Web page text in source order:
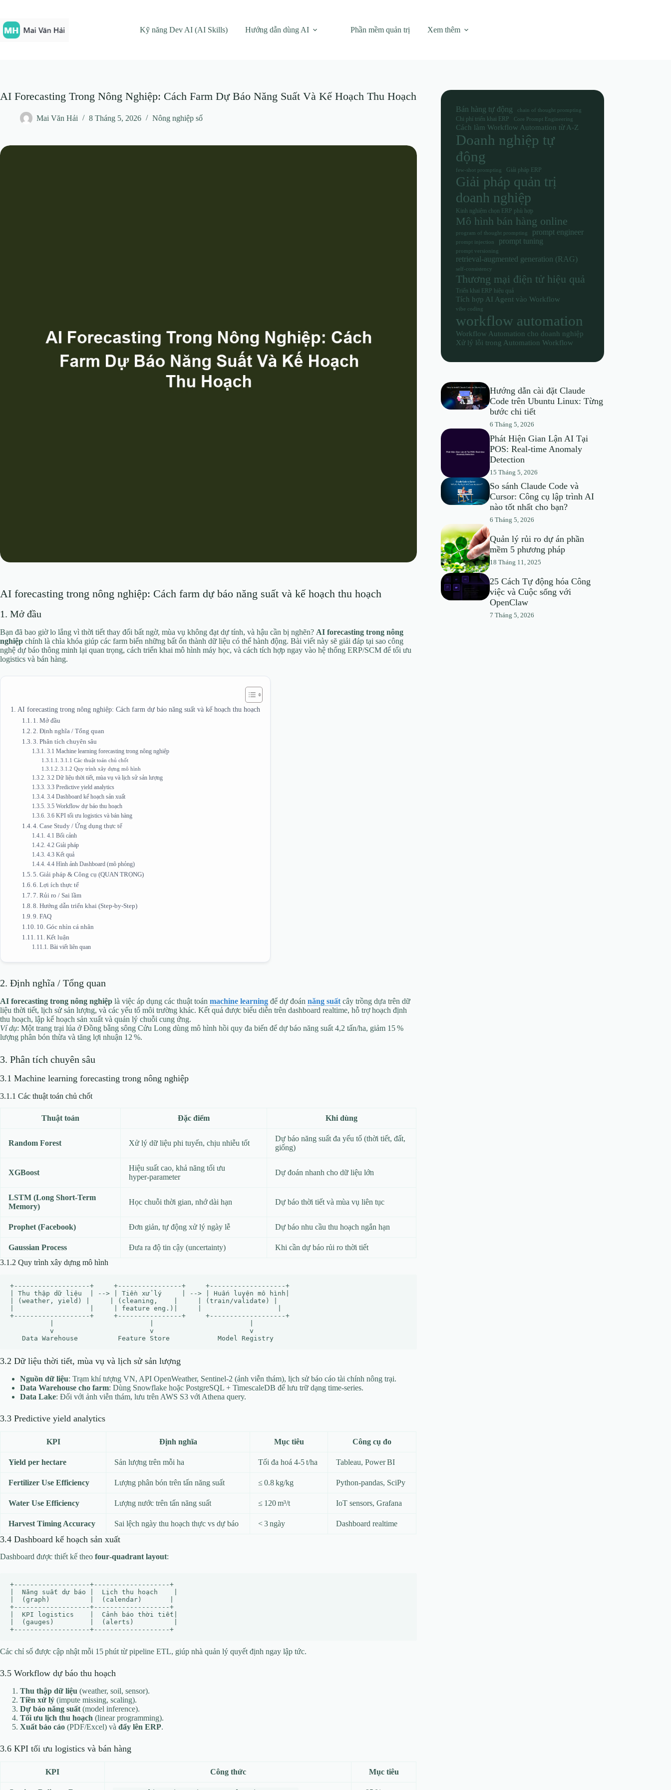
phần
nội
dung
Kỹ năng Dev AI (AI Skills) Hướng dẫn dùng AI Phần mềm quản trị Xem thêm
AI Forecasting Trong Nông Nghiệp: Cách Farm Dự Báo Năng Suất Và Kế Hoạch Thu Hoạch
Mai Văn Hải 8 Tháng 5, 2026 Nông nghiệp số
AI forecasting trong nông nghiệp: Cách farm dự báo năng suất và kế hoạch thu hoạch
1. Mở đầu
Bạn đã bao giờ lo lắng vì thời tiết thay đổi bất ngờ, mùa vụ không đạt dự tính, và hậu cần bị nghẽn? AI forecasting trong nông
nghiệp chính là chìa khóa giúp các farm biến những bất ổn thành dữ liệu có thể hành động. Bài viết này sẽ giải đáp tại sao công
nghệ dự báo thông minh lại quan trọng, cách triển khai mô hình máy học, và cách tích hợp ngay vào hệ thống ERP/SCM để tối ưu
logistics và bán hàng.
AI forecasting trong nông nghiệp: Cách farm dự báo năng suất và kế hoạch thu hoạch
1. Mở đầu
2. Định nghĩa / Tổng quan
3. Phân tích chuyên sâu
3.1 Machine learning forecasting trong nông nghiệp
3.1.1 Các thuật toán chủ chốt
3.1.2 Quy trình xây dựng mô hình
3.2 Dữ liệu thời tiết, mùa vụ và lịch sử sản lượng
3.3 Predictive yield analytics
3.4 Dashboard kế hoạch sản xuất
3.5 Workflow dự báo thu hoạch
3.6 KPI tối ưu logistics và bán hàng
4. Case Study / Ứng dụng thực tế
4.1 Bối cảnh
4.2 Giải pháp
4.3 Kết quả
4.4 Hình ảnh Dashboard (mô phỏng)
5. Giải pháp & Công cụ (QUAN TRỌNG)
6. Lợi ích thực tế
7. Rủi ro / Sai lầm
8. Hướng dẫn triển khai (Step‑by‑Step)
9. FAQ
10. Góc nhìn cá nhân
11. Kết luận
Bài viết liên quan
2. Định nghĩa / Tổng quan
AI forecasting trong nông nghiệp là việc áp dụng các thuật toán machine learning để dự đoán năng suất cây trồng dựa trên dữ
liệu thời tiết, lịch sử sản lượng, và các yếu tố môi trường khác. Kết quả được biểu diễn trên dashboard realtime, hỗ trợ hoạch định
thu hoạch, lập kế hoạch sản xuất và quản lý chuỗi cung ứng.
Ví dụ: Một trang trại lúa ở Đồng bằng sông Cửu Long dùng mô hình hồi quy đa biến để dự báo năng suất 4,2 tấn/ha, giảm 15 %
lượng phân bón thừa và tăng lợi nhuận 12 %.
3. Phân tích chuyên sâu
3.1 Machine learning forecasting trong nông nghiệp
3.1.1 Các thuật toán chủ chốt
Thuật toán Đặc điểm Khi dùng
Random Forest Xử lý dữ liệu phi tuyến, chịu nhiễu tốt
Dự báo năng suất đa yếu tố (thời tiết, đất,
giống)
XGBoost
Hiệu suất cao, khả năng tối ưu
hyper‑parameter
Dự đoán nhanh cho dữ liệu lớn
LSTM (Long Short‑Term
Memory)
Học chuỗi thời gian, nhớ dài hạn Dự báo thời tiết và mùa vụ liên tục
Prophet (Facebook) Đơn giản, tự động xử lý ngày lễ Dự báo nhu cầu thu hoạch ngắn hạn
Gaussian Process Đưa ra độ tin cậy (uncertainty)
Khi cần dự báo rủi ro thời tiết
3.1.2 Quy trình xây dựng mô hình
+-------------------+     +----------------+     +-------------------+
| Thu thập dữ liệu  | --> | Tiền xử lý     | --> | Huấn luyện mô hình|
| (weather, yield) |     | (cleaning,    |     | (train/validate) |
|                   |     | feature eng.)|     |                   |
+-------------------+     +----------------+     +-------------------+
          v                        v                        v
3.2 Dữ liệu thời tiết, mùa vụ và lịch sử sản lượng
Nguồn dữ liệu: Trạm khí tượng VN, API OpenWeather, Sentinel‑2 (ảnh viễn thám), lịch sử báo cáo tài chính nông trại.
Data Warehouse cho farm: Dùng Snowflake hoặc PostgreSQL + TimescaleDB để lưu trữ dạng time‑series.
Data Lake: Đối với ảnh viễn thám, lưu trên AWS S3 với Athena query.
3.3 Predictive yield analytics
KPI Định nghĩa Mục tiêu Công cụ đo
Yield per hectare Sản lượng trên mỗi ha Tối đa hoá 4‑5 t/ha Tableau, Power BI
Fertilizer Use Efficiency Lượng phân bón trên tấn năng suất ≤ 0.8 kg/kg Python‑pandas, SciPy
Water Use Efficiency Lượng nước trên tấn năng suất ≤ 120 m³/t IoT sensors, Grafana
Harvest Timing Accuracy Sai lệch ngày thu hoạch thực vs dự báo < 3 ngày Dashboard realtime
3.4 Dashboard kế hoạch sản xuất
Dashboard được thiết kế theo four‑quadrant layout:
+-------------------+-------------------+
|  Năng suất dự báo |  Lịch thu hoạch    |
|  (graph)          |  (calendar)       |
+-------------------+-------------------+
|  KPI logistics    |  Cảnh báo thời tiết|
|  (gauges)         |  (alerts)          |
Các chỉ số được cập nhật mỗi 15 phút từ pipeline ETL, giúp nhà quản lý quyết định ngay lập tức.
3.5 Workflow dự báo thu hoạch
Thu thập dữ liệu (weather, soil, sensor).
Tiền xử lý (impute missing, scaling).
Dự báo năng suất (model inference).
Tối ưu lịch thu hoạch (linear programming).
Xuất báo cáo (PDF/Excel) và đẩy lên ERP.
3.6 KPI tối ưu logistics và bán hàng
KPI Công thức Mục tiêu
Bán hàng tự động chain of thought prompting
Chi phí triển khai ERP Core Prompt Engineering
Cách làm Workflow Automation từ A-Z
Doanh nghiệp tự
động
few-shot prompting Giải pháp ERP
Giải pháp quản trị
doanh nghiệp
Kinh nghiệm chọn ERP phù hợp
Mô hình bán hàng online
program of thought prompting prompt engineer
prompt injection prompt tuning
prompt versioning
retrieval-augmented generation (RAG)
self-consistency
Thương mại điện tử hiệu quả
Triển khai ERP hiệu quả
Tích hợp AI Agent vào Workflow
vibe coding
workflow automation
Workflow Automation cho doanh nghiệp
Xử lý lỗi trong Automation Workflow
Hướng dẫn cài đặt Claude
Code trên Ubuntu Linux: Từng
bước chi tiết
6 Tháng 5, 2026
Phát Hiện Gian Lận AI Tại
POS: Real-time Anomaly
Detection
15 Tháng 5, 2026
So sánh Claude Code và
Cursor: Công cụ lập trình AI
nào tốt nhất cho bạn?
6 Tháng 5, 2026
Quản lý rủi ro dự án phần
mềm 5 phương pháp
18 Tháng 11, 2025
25 Cách Tự động hóa Công
việc và Cuộc sống với
OpenClaw
7 Tháng 5, 2026